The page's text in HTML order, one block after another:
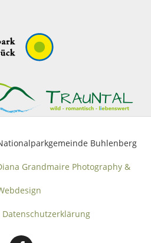
Buhlenberg
Grandmaire Photography &
Datenschutzerklärung